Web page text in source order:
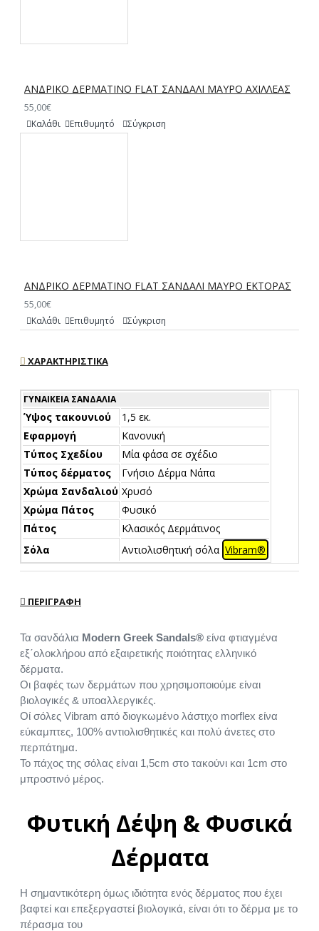
ΑΝΔΡΙΚΟ ΔΕΡΜΑΤΙΝΟ FLAT ΣΑΝΔΑΛΙ ΜΑΥΡΟ ΑΧΙΛΛΕΑΣ
55,00€
Καλάθι Επιθυμητό Σύγκριση
ΑΝΔΡΙΚΟ ΔΕΡΜΑΤΙΝΟ FLAT ΣΑΝΔΑΛΙ ΜΑΥΡΟ ΕΚΤΟΡΑΣ
55,00€
Καλάθι Επιθυμητό Σύγκριση
ΧΑΡΑΚΤΗΡΙΣΤΙΚΆ
ΓΥΝΑΙΚΕΊΑ ΣΑΝΔΆΛΙΑ
Ύψος τακουνιού
1,5 εκ.
Εφαρμογή
Κανονική
Τύπος Σχεδίου
Μία φάσα σε σχέδιο
Τύπος δέρματος
Γνήσιο Δέρμα Νάπα
Χρώμα Σανδαλιού Χρυσό
Χρώμα Πάτος
Φυσικό
Πάτος
Κλασικός Δερμάτινος
Σόλα
Αντιολισθητική σόλα Vibram®
ΠΕΡΙΓΡΑΦΉ
Τα σανδάλια Modern Greek Sandals® είνα φτιαγμένα
εξ΄ολοκλήρου από εξαιρετικής ποιότητας ελληνικό
δέρματα.
Οι βαφές των δερμάτων που χρησιμοποιούμε είναι
βιολογικές & υποαλλεργικές.
Οί σόλες Vibram από διογκωμένο λάστιχο morflex είνα
εύκαμπτες, 100% αντιολισθητικές και πολύ άνετες στο
περπάτημα.
Το πάχος της σόλας είναι 1,5cm στο τακούνι και 1cm στο
μπροστινό μέρος.
Φυτική Δέψη & Φυσικά
Δέρματα
Η σημαντικότερη όμως ιδιότητα ενός δέρματος που έχει
βαφτεί και επεξεργαστεί βιολογικά, είναι ότι το δέρμα με το
πέρασμα του